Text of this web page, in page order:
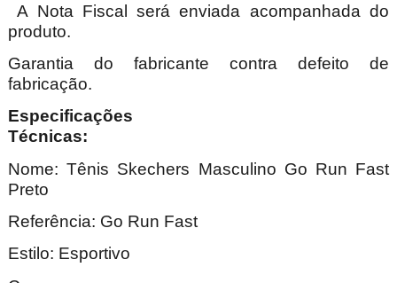
A Nota Fiscal será enviada acompanhada do
produto.
Garantia do fabricante contra defeito de
fabricação.
Especificações
Nome:Tênis Skechers Masculino Go Run Fast
Preto
Referência: Go Run Fast
Estilo: Esportivo